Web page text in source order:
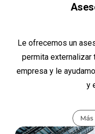
Le ofrecemos un
permita externalizar
empresa y le
y